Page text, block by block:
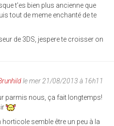
t'es bien plus ancienne que
tout de meme enchanté de te
de 3DS, jespere te croisser on
le mer 21/08/2013 à 16h11
parmis nous, ça fait longtemps!
horticole semble être un peu à la